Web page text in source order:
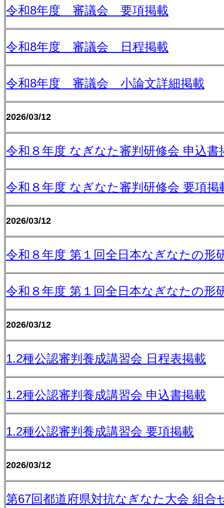
令和8年度 審議会 要項掲載
令和8年度 審議会 日程掲載
令和8年度 審議会 小論文詳細掲載
2026/03/12
令和８年度 なぎなた審判研修会 申込書
令和８年度 なぎなた審判研修会 要項掲
2026/03/12
令和８年度 第１回全日本なぎなたの形
令和８年度 第１回全日本なぎなたの形
2026/03/12
1.2種公認審判養成講習会 日程表掲載
1.2種公認審判養成講習会 申込書掲載
1.2種公認審判養成講習会 要項掲載
2026/03/12
第67回都道府県対抗なぎなた大会 組合